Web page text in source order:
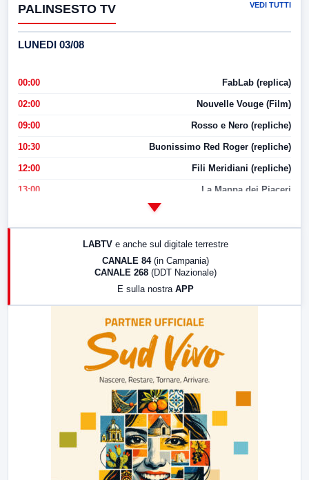
PALINSESTO TV VEDI TUTTI
LUNEDI 03/08
00:00 FabLab (replica)
02:00 Nouvelle Vouge (Film)
09:00 Rosso e Nero (repliche)
10:30 Buonissimo Red Roger (repliche)
12:00 Fili Meridiani (repliche)
13:00 La Mappa dei Piaceri
LABTV e anche sul digitale terrestre
CANALE 84 (in Campania)
CANALE 268 (DDT Nazionale)
E sulla nostra APP